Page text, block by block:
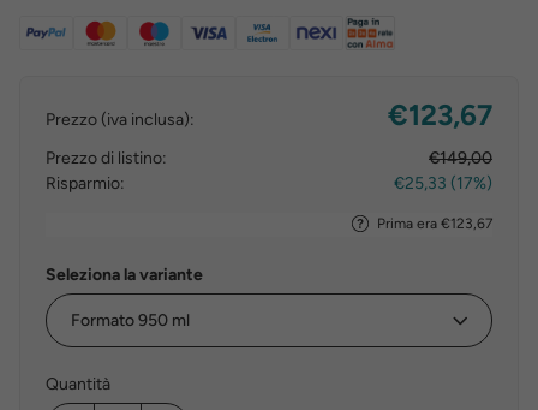
Prezzo (iva inclusa): €123,67
Prezzo di listino:
€149,00
Risparmio:
€25,33 (17%)
Prima era €123,67
Seleziona la variante
Quantità